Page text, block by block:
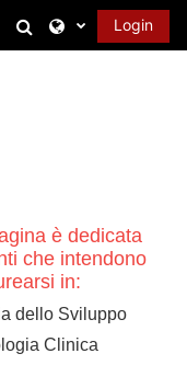
Attiva/disattiva
Login
è dedicata
che intendono
in:
dello Sviluppo
Clinica